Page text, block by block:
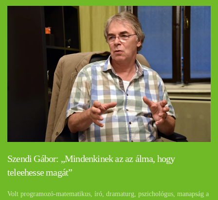
Szendi Gábor: „Mindenkinek az az álma, hogy
teleehesse magát”
Volt programozó-matematikus, író, dramaturg, pszichológus, manapság a